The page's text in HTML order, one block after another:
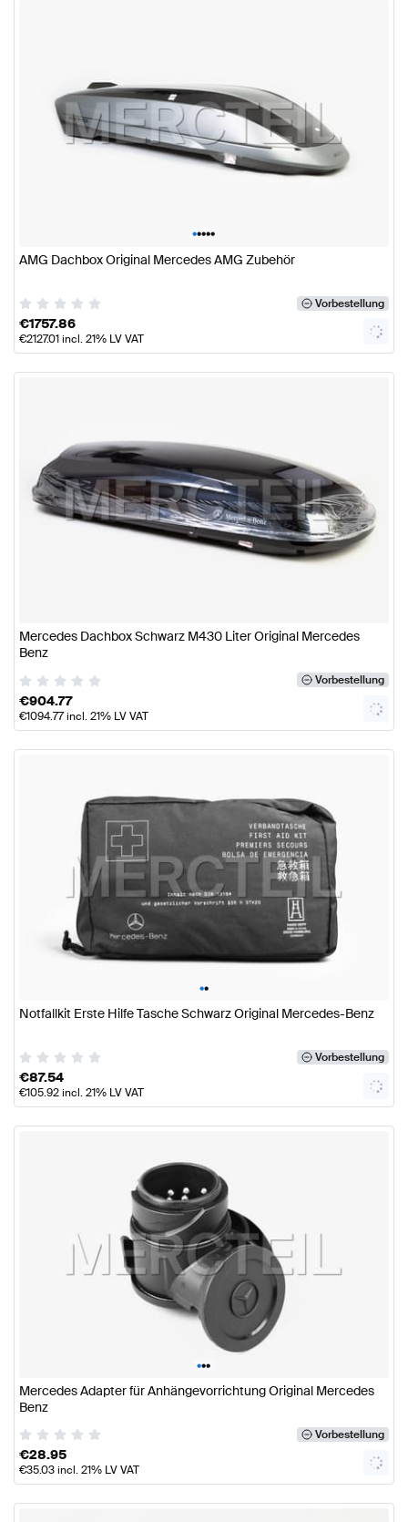
•••••
AMG Dachbox Original Mercedes AMG Zubehör
Vorbestellung
€1757.86
€2127.01incl. 21% LV VAT
Mercedes Dachbox Schwarz M430 Liter Original Mercedes
Benz
Vorbestellung
€904.77
€1094.77incl. 21% LV VAT
••
Notfallkit Erste Hilfe Tasche Schwarz Original Mercedes-Benz
Vorbestellung
€87.54
€105.92incl. 21% LV VAT
•••
Mercedes Adapter für Anhängevorrichtung Original Mercedes
Benz
Vorbestellung
€28.95
€35.03incl. 21% LV VAT